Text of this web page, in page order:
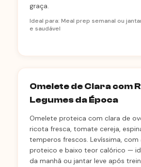
graça.
Ideal para: Meal prep semanal ou
e saudável
Omelete de Clara com
Legumes da Época
Omelete proteica com clara de
ricota fresca, tomate cereja,
temperos frescos. Levíssima,
proteico e baixo teor calórico —
da manhã ou jantar leve após